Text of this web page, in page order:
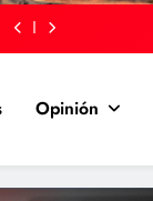
Opinión